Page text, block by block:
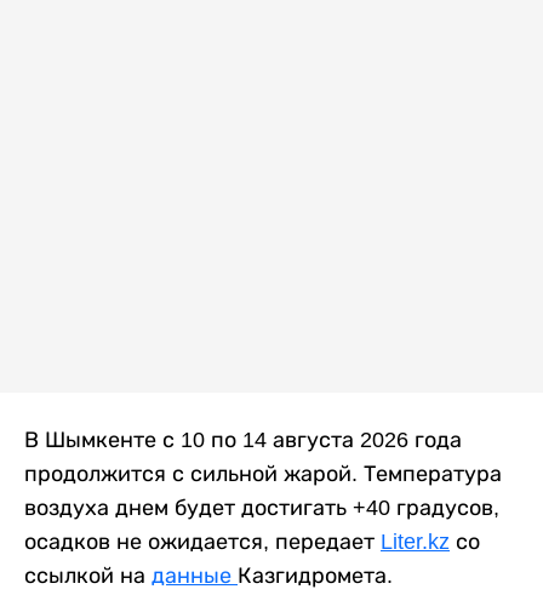
В Шымкенте с 10 по 14 августа 2026 года
продолжится с сильной жарой. Температура
воздуха днем будет достигать +40 градусов,
осадков не ожидается, передает Liter.kz со
ссылкой на данные Казгидромета.